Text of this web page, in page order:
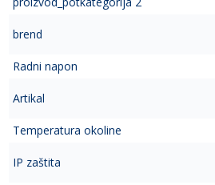
brend
Radni napon
Artikal
Temperatura okoline
IP zaštita